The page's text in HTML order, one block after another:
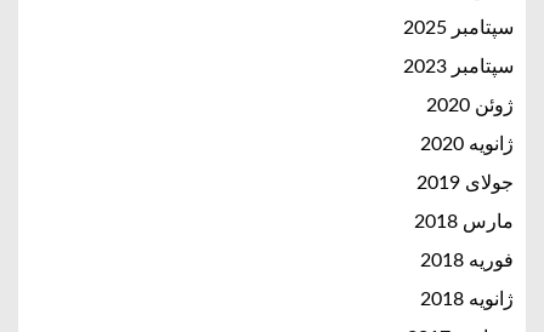
سپتامبر 2025
سپتامبر 2023
ژوئن 2020
ژانویه 2020
جولای 2019
مارس 2018
فوریه 2018
ژانویه 2018